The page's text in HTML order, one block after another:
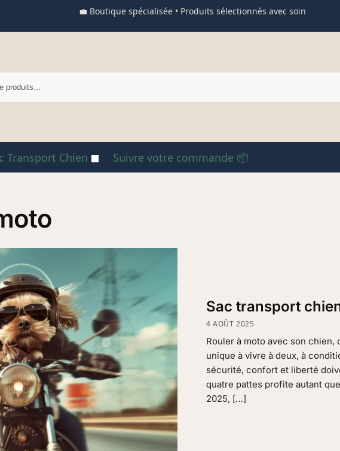
💼 Boutique spécialisée • Produits sélectionnés avec soin
Transport Chien Suivre votre commande 📦
Sac transport
4 AOÛT 2025
Rouler à moto avec son chien,
unique à vivre à deux, à
sécurité, confort et liberté
quatre pattes profite autant
2025, […]